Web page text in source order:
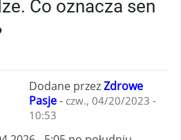
Co oznacza sen
Dodane przezZdrowe
Pasje- czw., 04/20/2023 -
10:53